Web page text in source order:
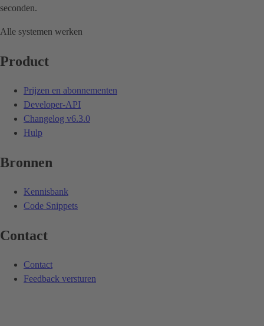
seconden.
Alle systemen werken
Product
Prijzen en abonnementen
Developer-API
Changelog v6.3.0
Hulp
Bronnen
Kennisbank
Code Snippets
Contact
Contact
Feedback versturen